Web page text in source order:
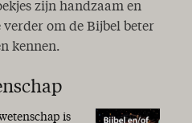
zijn handzaam en
om de Bijbel beter
kennen.
is